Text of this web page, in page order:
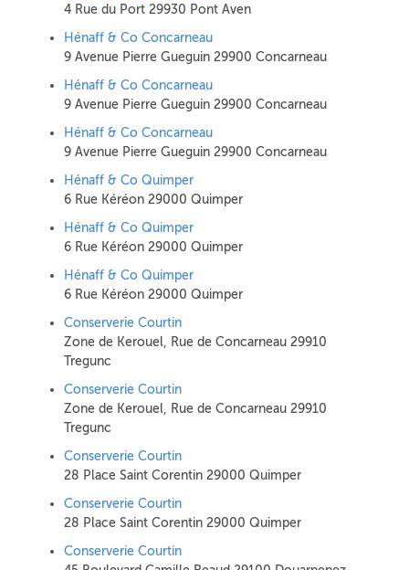
4 Rue du Port 29930 Pont Aven
Hénaff & Co Concarneau
9 Avenue Pierre Gueguin 29900 Concarneau
Hénaff & Co Concarneau
9 Avenue Pierre Gueguin 29900 Concarneau
Hénaff & Co Concarneau
9 Avenue Pierre Gueguin 29900 Concarneau
Hénaff & Co Quimper
6 Rue Kéréon 29000 Quimper
Hénaff & Co Quimper
6 Rue Kéréon 29000 Quimper
Hénaff & Co Quimper
6 Rue Kéréon 29000 Quimper
Conserverie Courtin
Zone de Kerouel, Rue de Concarneau 29910
Tregunc
Conserverie Courtin
Zone de Kerouel, Rue de Concarneau 29910
Tregunc
Conserverie Courtin
28 Place Saint Corentin 29000 Quimper
Conserverie Courtin
28 Place Saint Corentin 29000 Quimper
Conserverie Courtin